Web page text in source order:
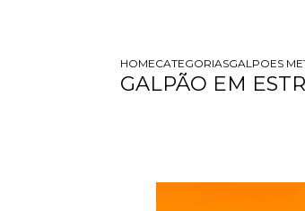
HOMECATEGORIASGALPOES
GALPÃO EM